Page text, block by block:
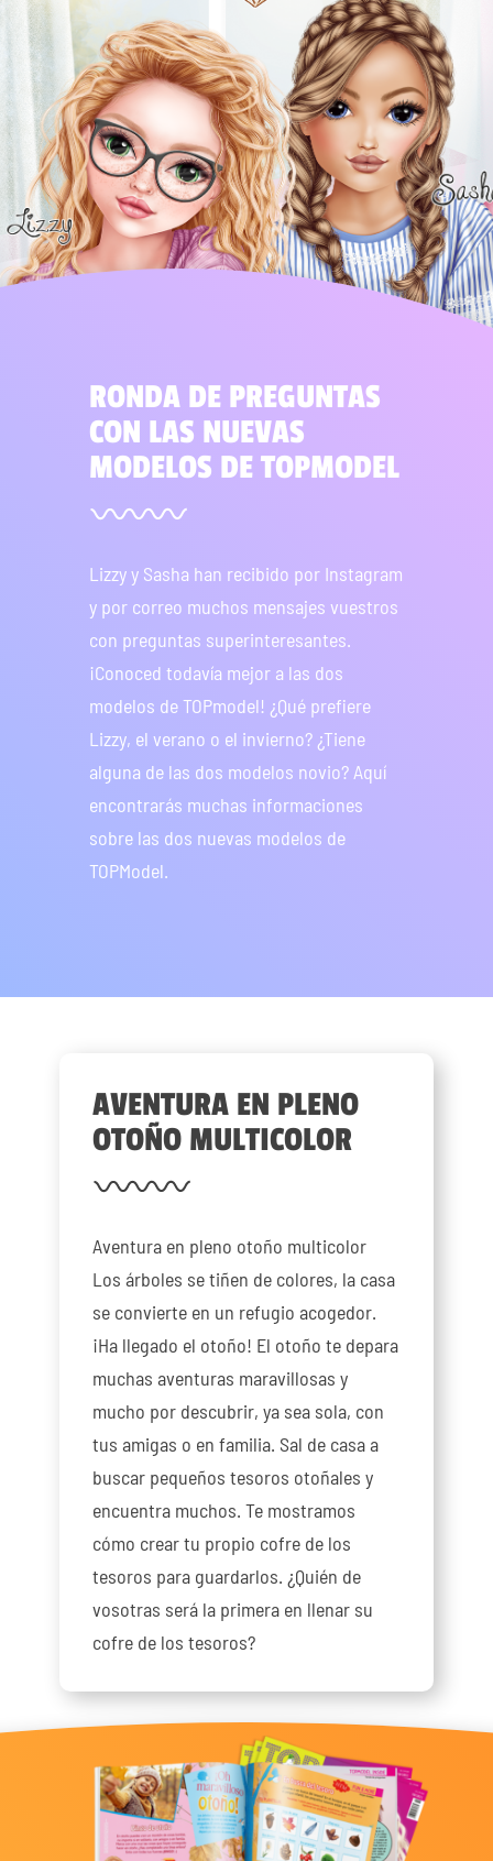
RONDA DE PREGUNTAS
CON LAS NUEVAS
MODELOS DE TOPMODEL
Lizzy y Sasha han recibido por Instagram
y por correo muchos mensajes vuestros
con preguntas superinteresantes.
¡Conoced todavía mejor a las dos
modelos de TOPmodel! ¿Qué prefiere
Lizzy, el verano o el invierno? ¿Tiene
alguna de las dos modelos novio? Aquí
encontrarás muchas informaciones
sobre las dos nuevas modelos de
TOPModel.
AVENTURA EN PLENO
OTOÑO MULTICOLOR
Aventura en pleno otoño multicolor
Los árboles se tiñen de colores, la casa
se convierte en un refugio acogedor.
¡Ha llegado el otoño! El otoño te depara
muchas aventuras maravillosas y
mucho por descubrir, ya sea sola, con
tus amigas o en familia. Sal de casa a
buscar pequeños tesoros otoñales y
encuentra muchos. Te mostramos
cómo crear tu propio cofre de los
tesoros para guardarlos. ¿Quién de
vosotras será la primera en llenar su
cofre de los tesoros?